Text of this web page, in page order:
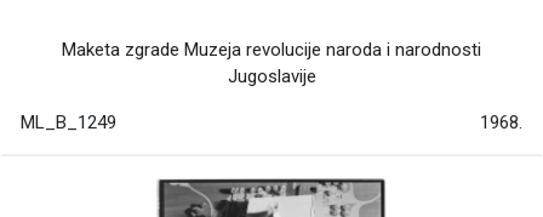
Maketa zgrade Muzeja revolucije naroda i narodnosti
Jugoslavije
ML_B_1249 1968.